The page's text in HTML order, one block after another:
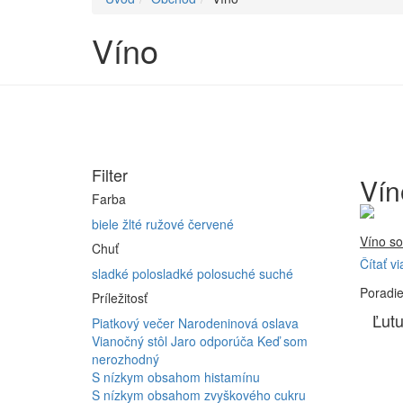
Víno
Filter
Farba
biele žlté ružové červené
Chuť
sladké polosladké polosuché suché
Príležitosť
Piatkový večer Narodeninová oslava
Vianočný stôl Jaro odporúča Keď som
nerozhodný
S nízkym obsahom histamínu
S nízkym obsahom zvyškového cukru
Víno
Firma
Čítať